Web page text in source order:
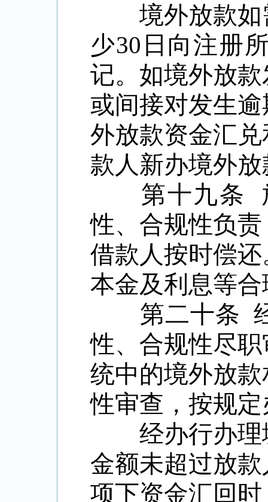
境外放款如
少30 日向注册
记。如境外放
或间接对发生
外放款资金汇
款人新办境外
第十九条
性、合规性负
借款人按时偿
本金及利息等
第二十条
性、合规性尽
统中的境外放
性审查，按规
经办行办理
金额未超过放
项下资金汇回